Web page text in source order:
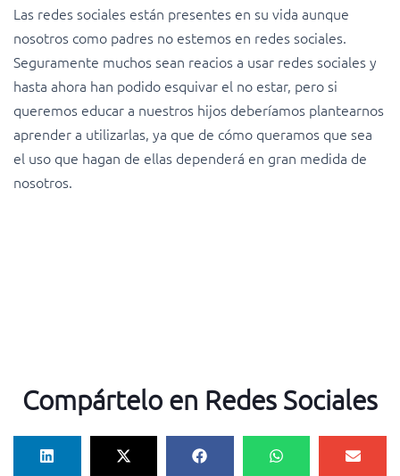
Las redes sociales están presentes en su vida aunque
nosotros como padres no estemos en redes sociales.
Seguramente muchos sean reacios a usar redes sociales y
hasta ahora han podido esquivar el no estar, pero si
queremos educar a nuestros hijos deberíamos plantearnos
aprender a utilizarlas, ya que de cómo queramos que sea
el uso que hagan de ellas dependerá en gran medida de
nosotros.
Compártelo en Redes Sociales